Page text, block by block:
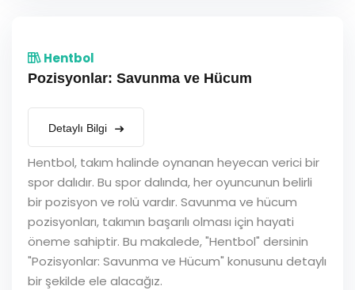
Hentbol
Pozisyonlar: Savunma ve Hücum
Detaylı Bilgi
Hentbol, takım halinde oynanan heyecan verici bir
spor dalıdır. Bu spor dalında, her oyuncunun belirli
bir pozisyon ve rolü vardır. Savunma ve hücum
pozisyonları, takımın başarılı olması için hayati
öneme sahiptir. Bu makalede, "Hentbol" dersinin
"Pozisyonlar: Savunma ve Hücum" konusunu detaylı
bir şekilde ele alacağız.